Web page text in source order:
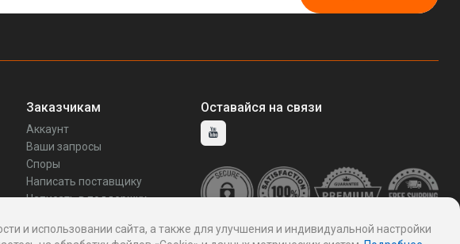
Заказчикам
Аккаунт
Ваши запросы
Споры
Написать поставщику
Написать в поддержку
Оставайся на связи
и использовании сайта, а также для улучшения и индивидуальной настройки